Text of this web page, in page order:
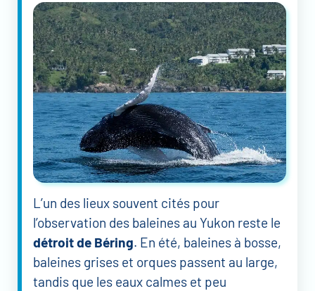
L’un des lieux souvent cités pour
l’observation des baleines au Yukon reste le
détroit de Béring. En été, baleines à bosse,
baleines grises et orques passent au large,
tandis que les eaux calmes et peu